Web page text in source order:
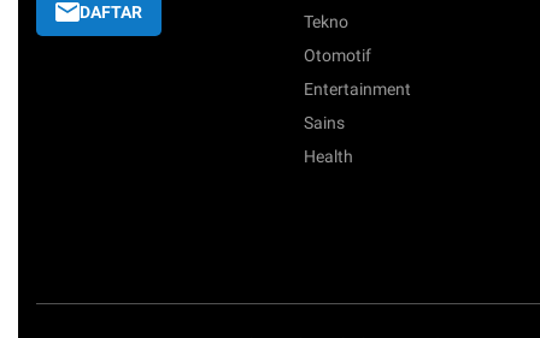
DAFTAR
Tekno
Otomotif
Entertainment
Sains
Health